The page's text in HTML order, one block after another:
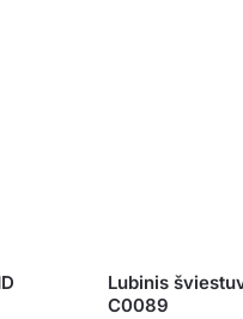
Lubinis
C0089